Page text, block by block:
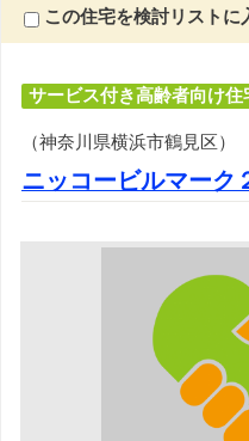
この住宅を検討リストに
サービス付き高齢者向け住
（神奈川県横浜市鶴見区）
ニッコービルマーク